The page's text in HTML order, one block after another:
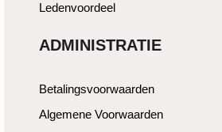
Ledenvoordeel
ADMINISTRATIE
Betalingsvoorwaarden
Algemene Voorwaarden